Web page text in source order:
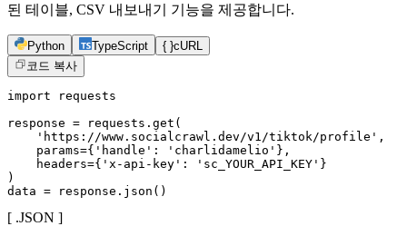
된 테이블, CSV 내보내기 기능을 제공합니다.
Python TypeScript { }cURL
코드 복사
import requests
response = requests.get(
    'https://www.socialcrawl.dev/v1/tiktok/profile',
    params={'handle': 'charlidamelio'},
    headers={'x-api-key': 'sc_YOUR_API_KEY'}
)
data = response.json()
[ .JSON ]